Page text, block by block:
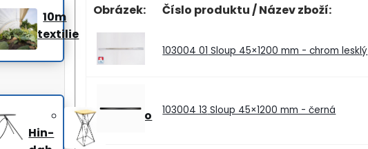
10m
textilie
Hin-
Tsotso
Obrázek: Číslo produktu / Název zboží:
103004 01 Sloup 45×1200 mm - chrom lesklý
103004 13 Sloup 45×1200 mm - černá